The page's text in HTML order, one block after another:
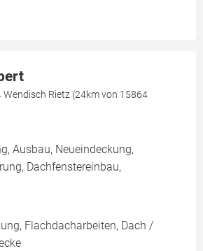
Wendisch Rietz (24km von 15864
Ausbau, Neueindeckung,
Dachfenstereinbau,
Flachdacharbeiten, Dach /